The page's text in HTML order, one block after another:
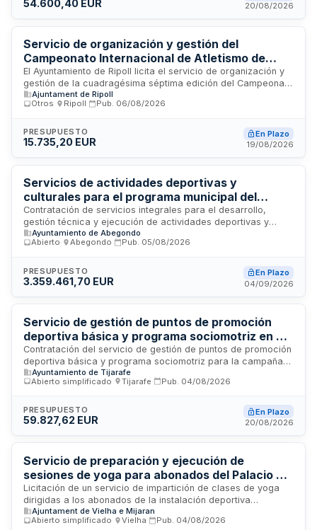
convenios suscritos entre el Ayuntamiento de Barlovento y el
mediante procedimiento abierto simplificado abreviado con
un único criterio de selección.
54.600,40 EUR
20/08/2026
Servicio de organización y gestión del
Campeonato Internacional de Atletismo de
Fondo del Ripollès 2026 - Ayuntamiento de
Ripoll
El Ayuntamiento de Ripoll licita el servicio de organización y
gestión de la cuadragésima séptima edición del Campeonato
Internacional de Atletismo de Fondo del Ripollès, que
comprende tres pruebas de running: media maratón de
cinco kilómetros. El adjudicatario será responsable de la
gestión integral del evento, incluyendo inscripciones,
ayuntamiento, seguridad, control de voluntarios y puntos de
avituallamiento, así como la comunicación mediante web y
correo electrónico a participantes.
Ajuntament de Ripoll
Otros
Ripoll Pub. 06/08/2026
PRESUPUESTO
15.735,20 EUR
En Plazo
19/08/2026
Servicios de actividades deportivas y
culturales para el programa municipal del
Ayuntamiento de Abegondo
Contratación de servicios integrales para el desarrollo,
gestión técnica y ejecución de actividades deportivas y
culturales en el municipio de Abegondo. Los servicios
incluyen la implantación, coordinación, evaluación y
deportivas y programas culturales en instalaciones
municipales y centros educativos públicos. El contratista será
deportiva y cultural municipal.
Ayuntamiento de Abegondo
Abierto
Abegondo Pub. 05/08/2026
PRESUPUESTO
3.359.461,70 EUR
En Plazo
04/09/2026
Servicio de gestión de puntos de promoción
deportiva básica y programa sociomotriz en el
municipio de Tijarafe
Contratación del servicio de gestión de puntos de promoción
deportiva básica y programa sociomotriz para la campaña
2026-2027 en el municipio de Tijarafe. El contrato incluye la
organización y ejecución de actividades deportivas básicas
población local, con gestión de instalaciones, personal
especializado, registro de actividades y presentación de
Ayuntamiento de Tijarafe.
Ayuntamiento de Tijarafe
Abierto simplificado
Tijarafe Pub. 04/08/2026
PRESUPUESTO
59.827,62 EUR
En Plazo
20/08/2026
Servicio de preparación y ejecución de
sesiones de yoga para abonados del Palacio de
Hielo municipal
Licitación de un servicio de impartición de clases de yoga
dirigidas a los abonados de la instalación deportiva
municipal Palacio de Hielo. El contrato incluye la preparación
y ejecución de sesiones de una hora diaria en horario de
Ajuntament de Vielha e Mijaran
Abierto simplificado
Vielha Pub. 04/08/2026